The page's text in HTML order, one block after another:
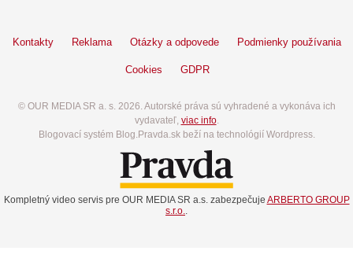
Kontakty Reklama Otázky a odpovede Podmienky používania
Cookies GDPR
© OUR MEDIA SR a. s. 2026. Autorské práva sú vyhradené a vykonáva ich
vydavateľ, viac info.
Blogovací systém Blog.Pravda.sk beží na technológií Wordpress.
Kompletný video servis pre OUR MEDIA SR a.s. zabezpečuje ARBERTO GROUP
s.r.o..